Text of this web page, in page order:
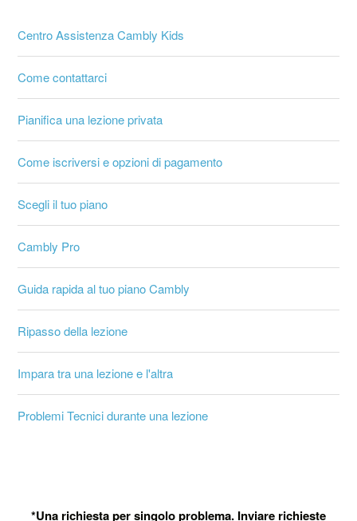
Centro Assistenza Cambly Kids
Come contattarci
Pianifica una lezione privata
Come iscriversi e opzioni di pagamento
Scegli il tuo piano
Cambly Pro
Guida rapida al tuo piano Cambly
Ripasso della lezione
Impara tra una lezione e l'altra
Problemi Tecnici durante una lezione
*Una richiesta per singolo problema. Inviare richieste